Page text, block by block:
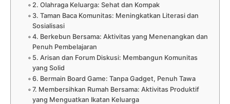
2. Olahraga Keluarga: Sehat dan Kompak
3. Taman Baca Komunitas: Meningkatkan Literasi dan
Sosialisasi
4. Berkebun Bersama: Aktivitas yang Menenangkan dan
Penuh Pembelajaran
5. Arisan dan Forum Diskusi: Membangun Komunitas
yang Solid
6. Bermain Board Game: Tanpa Gadget, Penuh Tawa
7. Membersihkan Rumah Bersama: Aktivitas Produktif
yang Menguatkan Ikatan Keluarga